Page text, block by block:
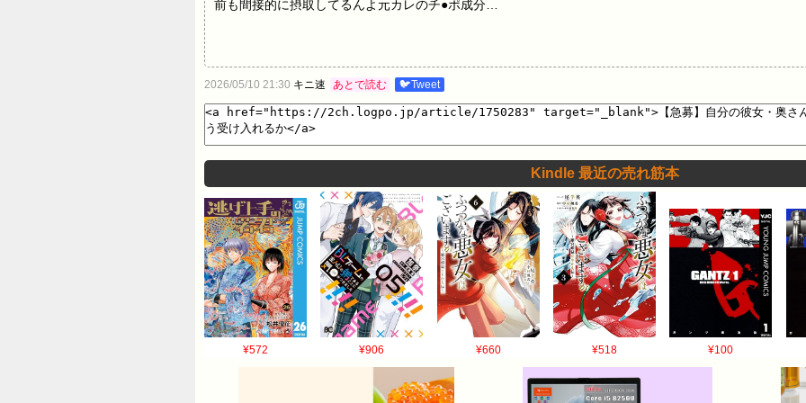
前も間接的に摂取してるんよ元カレのチ●ポ成分…
2026/05/10 21:30 キニ速 あとで読む 🐦Tweet
Kindle 最近の売れ筋本
¥572 ¥906 ¥660 ¥518 ¥100